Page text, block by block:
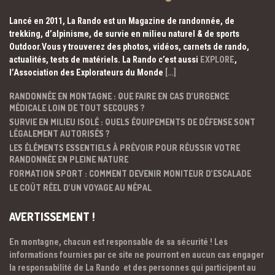
Lancé en 2011, La Rando est un Magazine de randonnée, de
trekking, d’alpinisme, de survie en milieu naturel & de sports
Outdoor.Vous y trouverez des photos, vidéos, carnets de rando,
actualités, tests de matériels. La Rando c’est aussi EXPLORE,
l’Association des Explorateurs du Monde […]
RANDONNÉE EN MONTAGNE : QUE FAIRE EN CAS D’URGENCE
MÉDICALE LOIN DE TOUT SECOURS ?
SURVIE EN MILIEU ISOLÉ : QUELS ÉQUIPEMENTS DE DÉFENSE SONT
LÉGALEMENT AUTORISÉS ?
LES ÉLÉMENTS ESSENTIELS À PRÉVOIR POUR RÉUSSIR VOTRE
RANDONNÉE EN PLEINE NATURE
FORMATION SPORT : COMMENT DEVENIR MONITEUR D’ESCALADE
LE COÛT RÉEL D’UN VOYAGE AU NÉPAL
AVERTISSEMENT !
En montagne, chacun est responsable de sa sécurité ! Les
informations fournies par ce site ne pourront en aucun cas engager
la responsabilité de La Rando et des personnes qui participent au